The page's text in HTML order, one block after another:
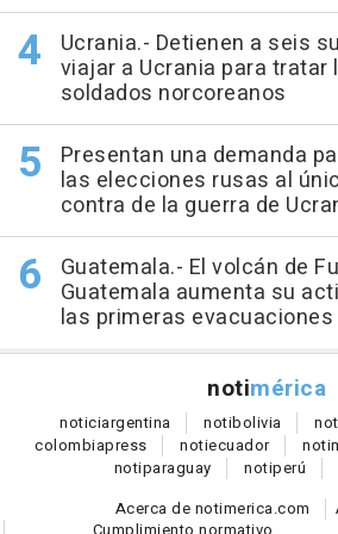
Ucrania.- Detienen a seis
viajar a Ucrania para tratar
soldados norcoreanos
Presentan una demanda
las elecciones rusas al
contra de la guerra de
Guatemala.- El volcán de
Guatemala aumenta su
las primeras evacuaciones
notimérica
noticiargentina notibolivia
colombiapress notiecuador noti
notiparaguay notiperú
Acerca de notimerica.com